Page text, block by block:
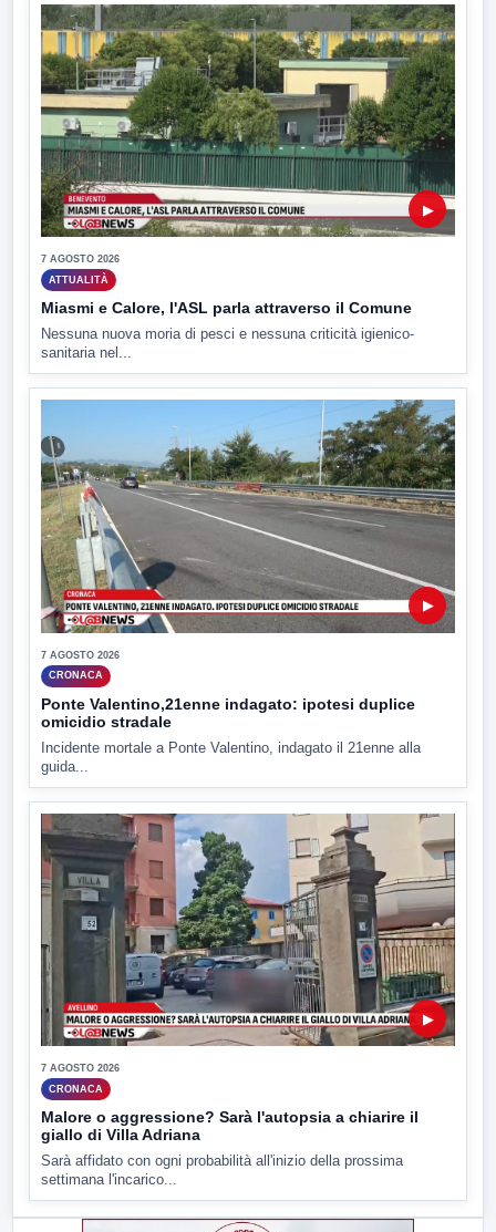
▶
7 AGOSTO 2026
ATTUALITÀ
Miasmi e Calore, l'ASL parla attraverso il Comune
Nessuna nuova moria di pesci e nessuna criticità igienico-
sanitaria nel...
▶
7 AGOSTO 2026
CRONACA
Ponte Valentino,21enne indagato: ipotesi duplice
omicidio stradale
Incidente mortale a Ponte Valentino, indagato il 21enne alla
guida...
▶
7 AGOSTO 2026
CRONACA
Malore o aggressione? Sarà l'autopsia a chiarire il
giallo di Villa Adriana
Sarà affidato con ogni probabilità all'inizio della prossima
settimana l'incarico...